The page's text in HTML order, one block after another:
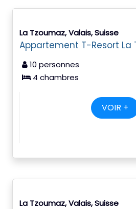
La Tzoumaz, Valais, Suisse
Appartement T-Resort La
10 personnes
4 chambres
VOIR +
La Tzoumaz, Valais, Suisse